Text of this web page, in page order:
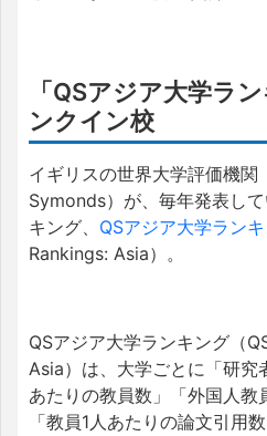
「QSアジア大学ラ
ンクイン校
イギリスの世界大学評価機
Symonds）が、毎年発表し
キング、 QSアジア大学ラン
Rankings: Asia）。
QSアジア大学ランキング（
Asia）は、大学ごとに「研究
あたりの教員数」「外国人教
「教員1人あたりの論文引用